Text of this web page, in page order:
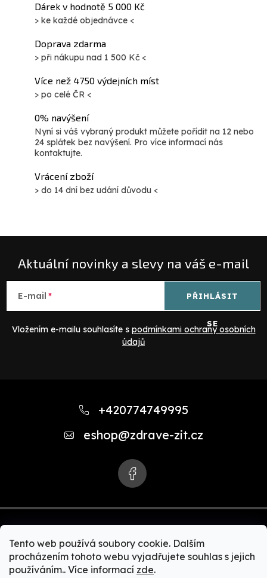
Tento web používá soubory cookie. Dalším
procházením tohoto webu vyjadřujete souhlas s jejich
používáním.. Více informací zde.
Dárek v hodnotě 5 000 Kč
> ke každé objednávce <
Doprava zdarma
> při nákupu nad 1 500 Kč <
Více než 4750 výdejních míst
> po celé ČR <
0% navýšení
Nyní si váš vybraný produkt můžete pořídit na 12 nebo
24 splátek bez navýšení. Pro více informací nás
kontaktujte.
Vrácení zboží
> do 14 dní bez udání důvodu <
Aktuální novinky a slevy na váš e-mail
E-mail
Vložením e-mailu souhlasíte s podmínkami ochrany osobních
údajů
PŘIHLÁSIT
SE
+420774749995
eshop@zdrave-zit.cz